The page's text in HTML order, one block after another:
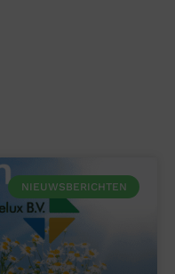
NIEUWSBERICHTEN